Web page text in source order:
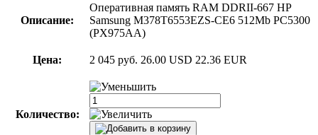
Описание:
Оперативная память RAM DDRII-667 HP
Samsung M378T6553EZS-CE6 512Mb PC5300
(PX975AA)
Цена: 2 045 руб. 26.00 USD 22.36 EUR
Количество: